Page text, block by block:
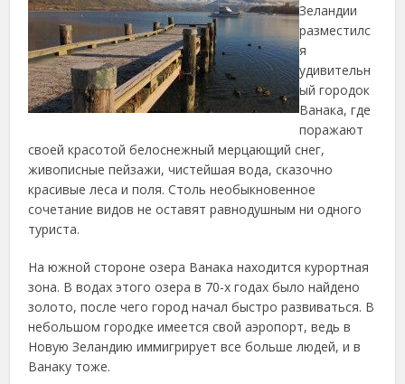
Зеландии
разместилс
я
удивительн
ый городок
Ванака, где
поражают
своей красотой белоснежный мерцающий снег,
живописные пейзажи, чистейшая вода, сказочно
красивые леса и поля.Столь необыкновенное
сочетание видов не оставят равнодушным ни одного
туриста.
На южной стороне озера Ванака находится курортная
зона. В водах этого озера в 70-х годах было найдено
золото, после чего город начал быстро развиваться. В
небольшом городке имеется свой аэропорт, ведь в
Новую Зеландию иммигрирует все больше людей, и в
Ванаку тоже.